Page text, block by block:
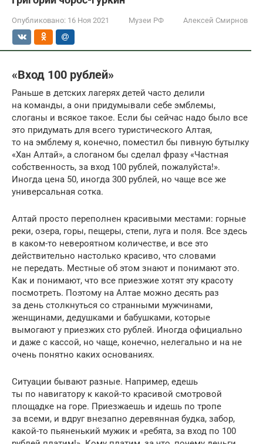
Опубликовано: 16 Ноя 2021 Музеи РФ Алексей Смирнов
«Вход 100 рублей»
Раньше в детских лагерях детей часто делили
на команды, а они придумывали себе эмблемы,
слоганы и всякое такое. Если бы сейчас надо было все
это придумать для всего туристического Алтая,
то на эмблему я, конечно, поместил бы пивную бутылку
«Хан Алтай», а слоганом бы сделал фразу «Частная
собственность, за вход 100 рублей, пожалуйста!».
Иногда цена 50, иногда 300 рублей, но чаще все же
универсальная сотка.
Алтай просто переполнен красивыми местами: горные
реки, озера, горы, пещеры, степи, луга и поля. Все здесь
в каком-то невероятном количестве, и все это
действительно настолько красиво, что словами
не передать. Местные об этом знают и понимают это.
Как и понимают, что все приезжие хотят эту красоту
посмотреть. Поэтому на Алтае можно десять раз
за день столкнуться со странными мужчинами,
женщинами, дедушками и бабушками, которые
вымогают у приезжих сто рублей. Иногда официально
и даже с кассой, но чаще, конечно, нелегально и на не
очень понятно каких основаниях.
Ситуации бывают разные. Например, едешь
ты по навигатору к какой-то красивой смотровой
площадке на горе. Приезжаешь и идешь по тропе
за всеми, и вдруг внезапно деревянная будка, забор,
какой-то пьяненький мужик и «ребята, за вход по 100